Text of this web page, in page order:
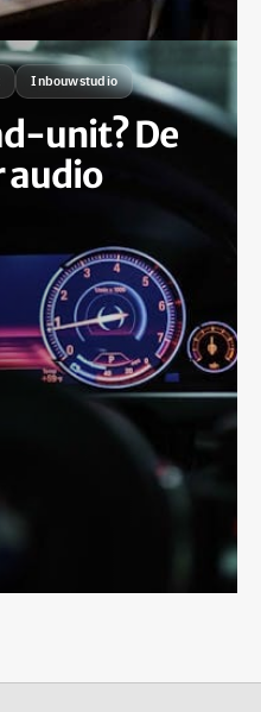
Inbouwstudio
unit? De
audio